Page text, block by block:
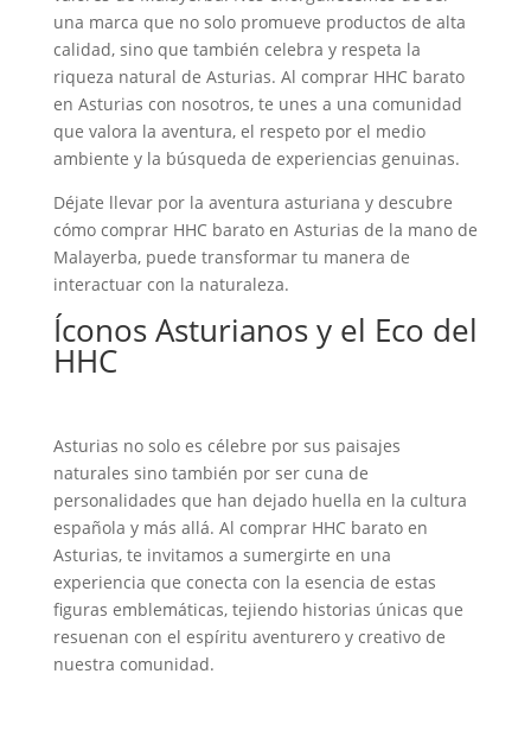
una marca que no solo promueve productos de alta
calidad, sino que también celebra y respeta la
riqueza natural de Asturias. Al comprar HHC barato
en Asturias con nosotros, te unes a una comunidad
que valora la aventura, el respeto por el medio
ambiente y la búsqueda de experiencias genuinas.
Déjate llevar por la aventura asturiana y descubre
cómo comprar HHC barato en Asturias de la mano de
Malayerba, puede transformar tu manera de
interactuar con la naturaleza.
Íconos Asturianos y el Eco del
HHC
Asturias no solo es célebre por sus paisajes
naturales sino también por ser cuna de
personalidades que han dejado huella en la cultura
española y más allá. Al comprar HHC barato en
Asturias, te invitamos a sumergirte en una
experiencia que conecta con la esencia de estas
figuras emblemáticas, tejiendo historias únicas que
resuenan con el espíritu aventurero y creativo de
nuestra comunidad.